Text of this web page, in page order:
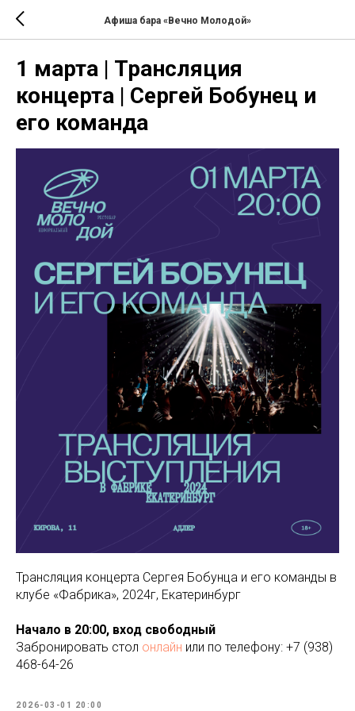
Афиша бара «Вечно Молодой»
1 марта | Трансляция
концерта | Сергей Бобунец и
его команда
Трансляция концерта Сергея Бобунца и его команды в
клубе «Фабрика», 2024г, Екатеринбург
Начало в 20:00, вход свободный
Забронировать стол онлайн или по телефону: +7 (938)
468-64-26
2026-03-01 20:00